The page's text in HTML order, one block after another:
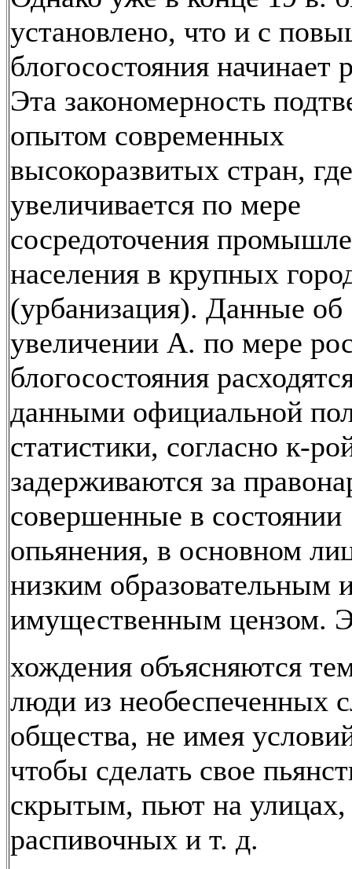
установлено, что и с
блогосостояния начинает
Эта закономерность
опытом современных
высокоразвитых стран,
увеличивается по мере
сосредоточения
населения в крупных
(урбанизация). Данные об
увеличении А. по мере
блогосостояния
данными официальной
статистики, согласно к-
задерживаются за
совершенные в состоянии
опьянения, в основном
низким образовательным
имущественным цензом.
хождения объясняются
люди из необеспеченных
общества, не имея
чтобы сделать свое
скрытым, пьют на улицах,
распивочных и т. д.